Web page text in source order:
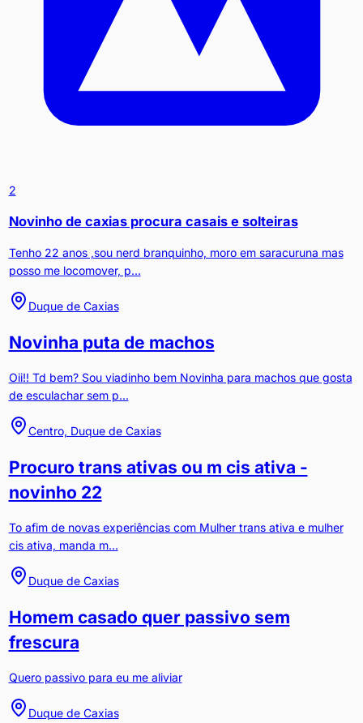
2
Novinho de caxias procura casais e solteiras
Tenho 22 anos ,sou nerd branquinho, moro em saracuruna mas
posso me locomover, p...
Duque de Caxias
Novinha puta de machos
Oii!! Td bem? Sou viadinho bem Novinha para machos que gosta
de esculachar sem p...
Centro, Duque de Caxias
Procuro trans ativas ou m cis ativa -
novinho 22
To afim de novas experiências com Mulher trans ativa e mulher
cis ativa, manda m...
Duque de Caxias
Homem casado quer passivo sem
frescura
Quero passivo para eu me aliviar
Duque de Caxias